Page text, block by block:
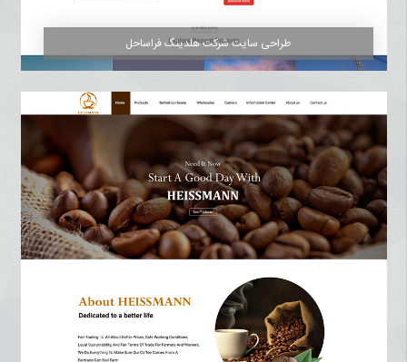
طراحی سایت شرکت هلدینگ فراساحل